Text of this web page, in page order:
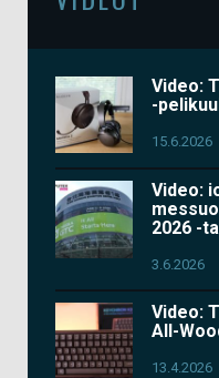
Video:
-
15.6.2026
Video:
2026 -
3.6.2026
Video:
All-
13.4.2026